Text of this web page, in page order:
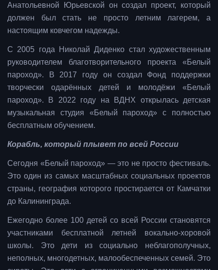
Анатольевной Юрьевской он создал проект, который
должен был стать не просто летним лагерем, а
настоящим ковчегом надежды.
С 2005 года Николай Диденко стал художественным
руководителем благотворительного проекта «Белый
пароход». В 2017 году он создал Фонд поддержки
творчески одарённых детей и молодёжи «Белый
пароход». В 2022 году на ВДНХ открылась детская
музыкальная студия «Белый пароход» с полностью
бесплатным обучением.
Корабль, который плывет по всей России
Сегодня «Белый пароход» — это не просто фестиваль.
Это один из самых масштабных социальных проектов
страны, география которого простирается от Камчатки
до Калининграда.
Ежегодно более 100 детей со всей России становятся
участниками бесплатной летней вокально-хоровой
школы. Это дети из социально неблагополучных,
неполных, многодетных, малообеспеченных семей. Это